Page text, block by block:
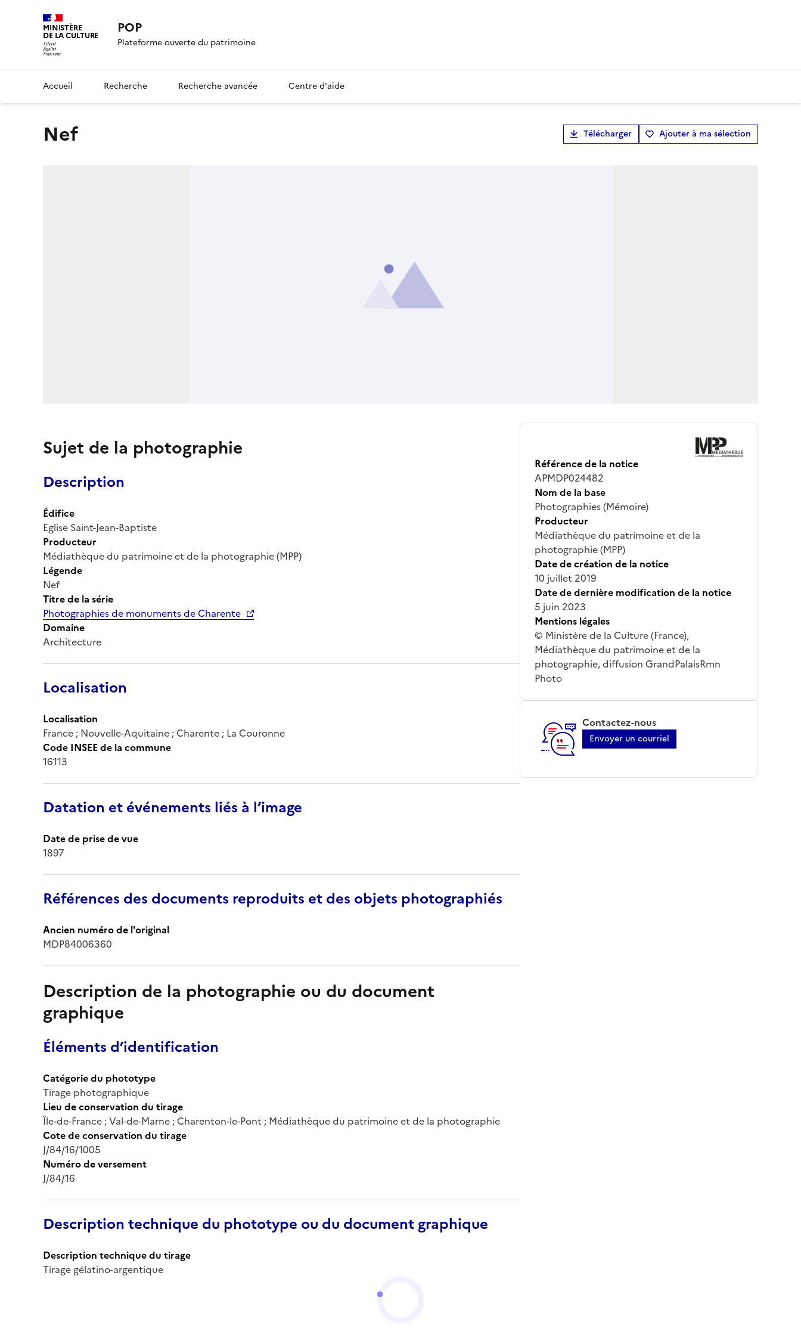
MINISTÈRE
DE LA CULTURE POP
Plateforme ouverte du patrimoine
Accueil Recherche Recherche avancée Centre d'aide
Nef Télécharger Ajouter à ma sélection
Sujet de la photographie
Description
Édifice
Eglise Saint-Jean-Baptiste
Producteur
Médiathèque du patrimoine et de la photographie (MPP)
Légende
Nef
Titre de la série
Photographies de monuments de Charente
Domaine
Architecture
Localisation
Localisation
France ; Nouvelle-Aquitaine ; Charente ; La Couronne
Code INSEE de la commune
16113
Datation et événements liés à l’image
Date de prise de vue
1897
Références des documents reproduits et des objets photographiés
Ancien numéro de l'original
MDP84006360
Description de la photographie ou du document
graphique
Éléments d’identification
Catégorie du phototype
Tirage photographique
Lieu de conservation du tirage
Île-de-France ; Val-de-Marne ; Charenton-le-Pont ; Médiathèque du patrimoine et de la photographie
Cote de conservation du tirage
J/84/16/1005
Numéro de versement
J/84/16
Description technique du phototype ou du document graphique
Description technique du tirage
Tirage gélatino-argentique
Référence de la notice
APMDP024482
Nom de la base
Photographies (Mémoire)
Producteur
Médiathèque du patrimoine et de la
photographie (MPP)
Date de création de la notice
10 juillet 2019
Date de dernière modification de la notice
5 juin 2023
Mentions légales
© Ministère de la Culture (France),
Médiathèque du patrimoine et de la
photographie, diffusion GrandPalaisRmn
Photo
Contactez-nous
Envoyer un courriel